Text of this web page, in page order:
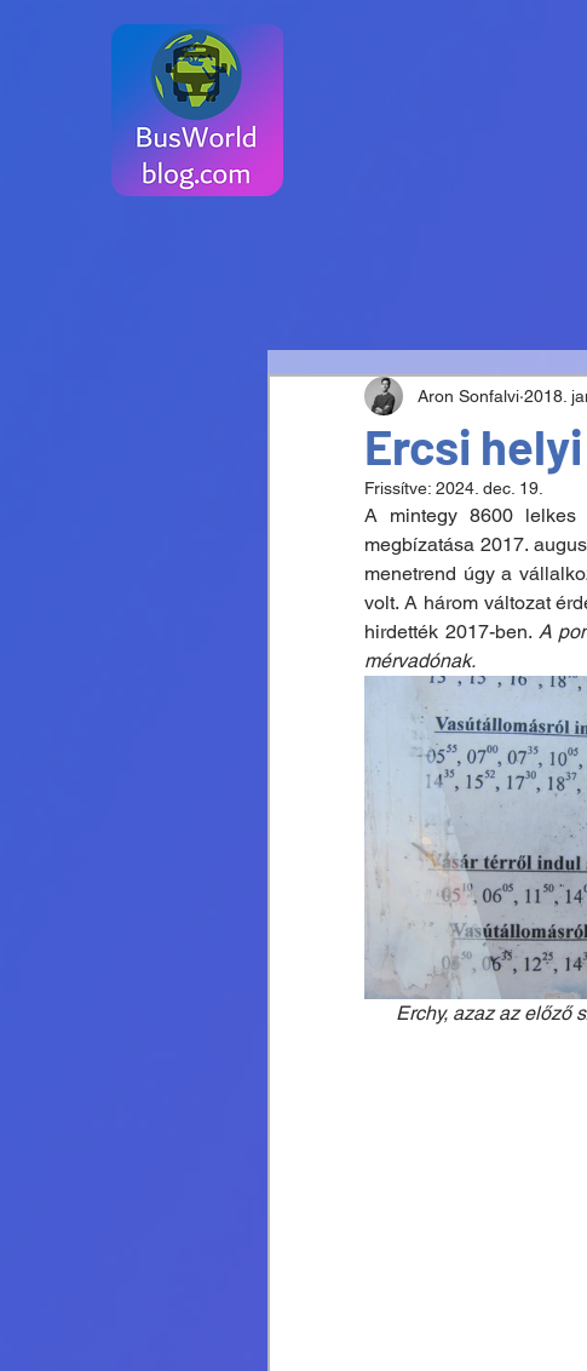
Ercsi
Aron Sonfalvi 2018.
Frissítve: 2024. dec. 19.
A mintegy 8600 lelkes
megbízatása 2017.
menetrend úgy a
volt. A három változat
hirdették 2017-ben. A
mérvadónak.
Erchy, azaz az előző